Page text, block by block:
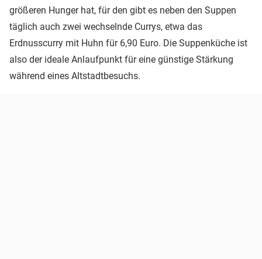
größeren Hunger hat, für den gibt es neben den Suppen
täglich auch zwei wechselnde Currys, etwa das
Erdnusscurry mit Huhn für 6,90 Euro. Die Suppenküche ist
also der ideale Anlaufpunkt für eine günstige Stärkung
während eines Altstadtbesuchs.